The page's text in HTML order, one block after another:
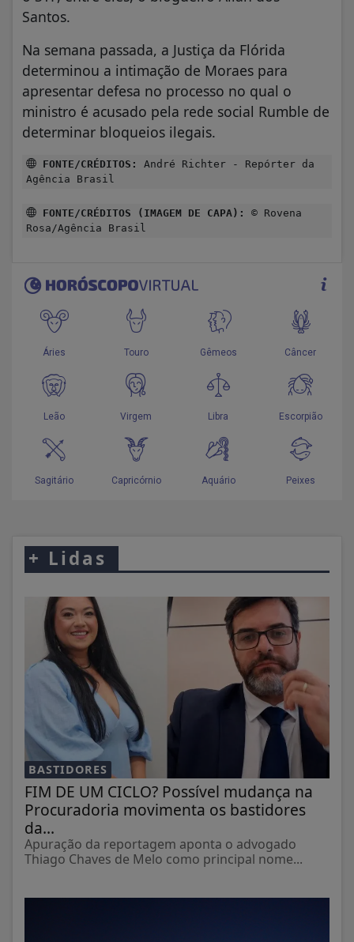
Santos.
Na semana passada, a Justiça da Flórida
determinou a intimação de Moraes para
apresentar defesa no processo no qual o
ministro é acusado pela rede social Rumble de
determinar bloqueios ilegais.
FONTE/CRÉDITOS:
André Richter - Repórter da
Agência Brasil
FONTE/CRÉDITOS (IMAGEM DE CAPA):
© Rovena
Rosa/Agência Brasil
+ Lidas
BASTIDORES
FIM DE UM CICLO? Possível mudança na
Procuradoria movimenta os bastidores
da...
Apuração da reportagem aponta o advogado
Thiago Chaves de Melo como principal nome...